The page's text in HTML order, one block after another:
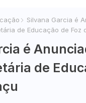
Silvana Garcia é
de Educação de Foz
é
de